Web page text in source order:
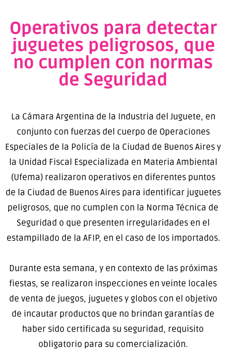
Operativos para detectar
juguetes peligrosos, que
no cumplen con normas
de Seguridad
La Cámara Argentina de la Industria del Juguete, en
conjunto con fuerzas del cuerpo de Operaciones
Especiales de la Policía de la Ciudad de Buenos Aires y
la Unidad Fiscal Especializada en Materia Ambiental
(Ufema) realizaron operativos en diferentes puntos
de la Ciudad de Buenos Aires para identificar juguetes
peligrosos, que no cumplen con la Norma Técnica de
Seguridad o que presenten irregularidades en el
estampillado de la AFIP, en el caso de los importados.
Durante esta semana, y en contexto de las próximas
fiestas, se realizaron inspecciones en veinte locales
de venta de juegos, juguetes y globos con el objetivo
de incautar productos que no brindan garantías de
haber sido certificada su seguridad, requisito
obligatorio para su comercialización.